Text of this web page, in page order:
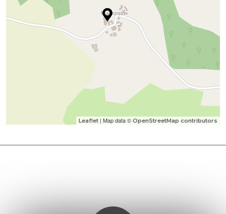
Leaflet | Map data © OpenStreetMap contributors